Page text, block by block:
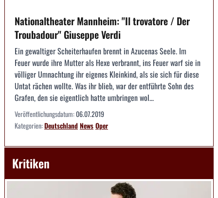
Nationaltheater Mannheim: "Il trovatore / Der
Troubadour" Giuseppe Verdi
Ein gewaltiger Scheiterhaufen brennt in Azucenas Seele. Im
Feuer wurde ihre Mutter als Hexe verbrannt, ins Feuer warf sie in
völliger Umnachtung ihr eigenes Kleinkind, als sie sich für diese
Untat rächen wollte. Was ihr blieb, war der entführte Sohn des
Grafen, den sie eigentlich hatte umbringen wol...
Veröffentlichungsdatum:06.07.2019
Kategorien:DeutschlandNewsOper
Kritiken